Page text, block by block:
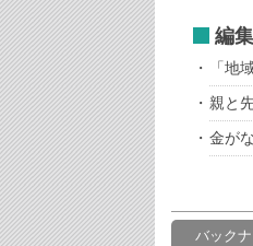
編
「地
親と
金が
バック